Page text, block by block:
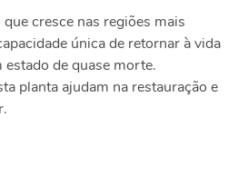
cresce nas regiões mais
única de retornar à vida
de quase morte.
planta ajudam na restauração e